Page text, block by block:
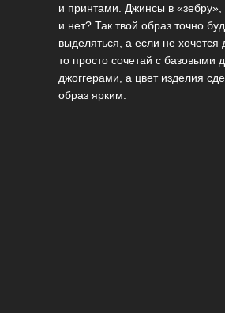
и принтами. Джинсы в
и нет? Так твой образ точно
выделяться, а если не хочется
то просто сочетай с базовыми
джоггерами, а цвет изделия
образ ярким.